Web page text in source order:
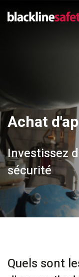
Achat
Investissez
sécurité
Quels sont